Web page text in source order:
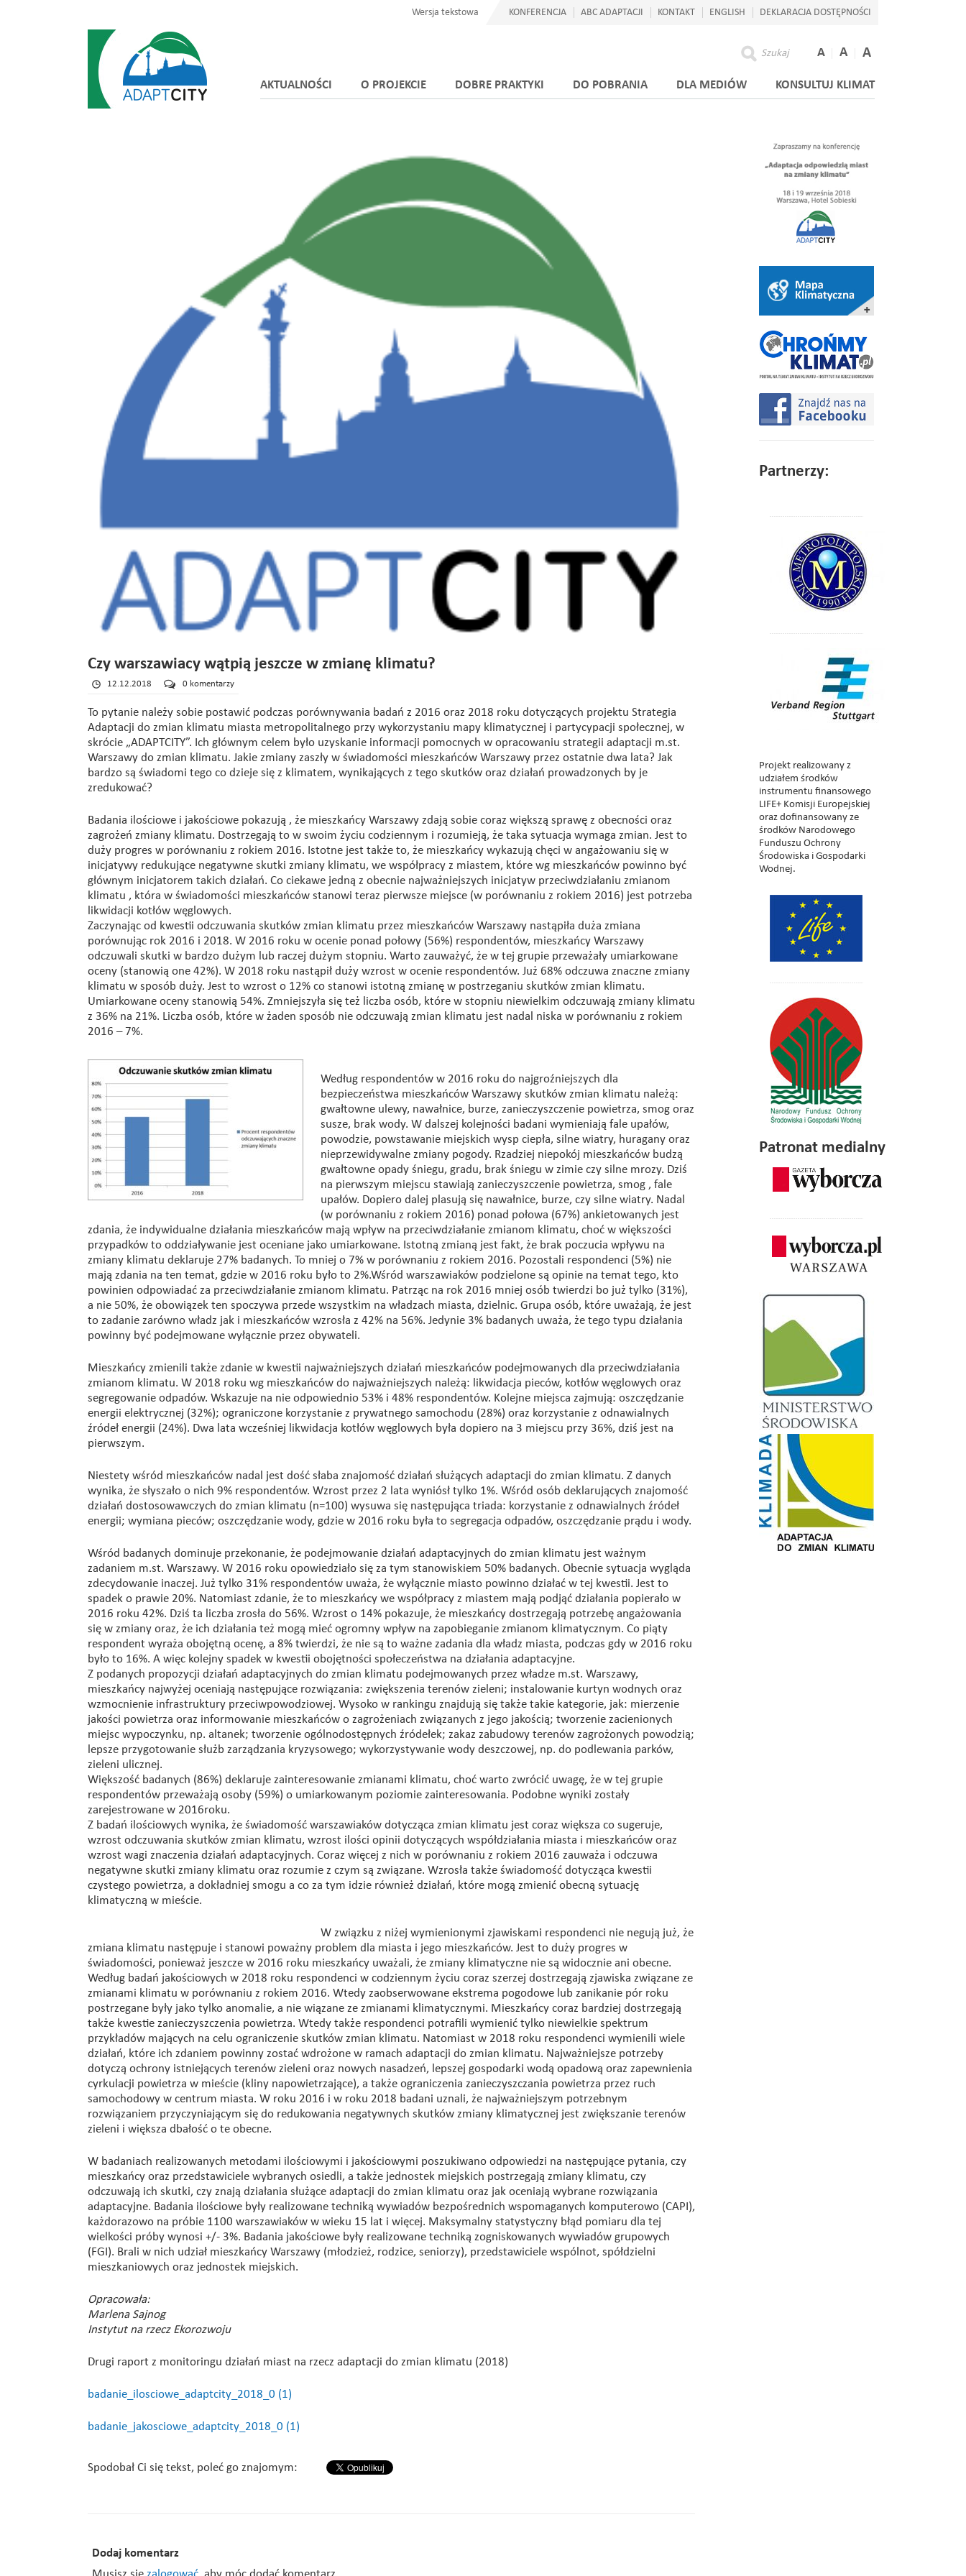
KONFERENCJA ABC ADAPTACJI KONTAKT ENGLISH DEKLARACJA DOSTĘPNOŚCI
A A A
Wersja tekstowa
Szukaj
AKTUALNOŚCI O PROJEKCIE DOBRE PRAKTYKI DO POBRANIA DLA MEDIÓW KONSULTUJ KLIMAT
Czy warszawiacy wątpią jeszcze w zmianę klimatu?
12.12.2018 0 komentarzy
To pytanie należy sobie postawić podczas porównywania badań z 2016 oraz 2018 roku dotyczących projektu Strategia
Adaptacji do zmian klimatu miasta metropolitalnego przy wykorzystaniu mapy klimatycznej i partycypacji społecznej, w
skrócie „ADAPTCITY”. Ich głównym celem było uzyskanie informacji pomocnych w opracowaniu strategii adaptacji m.st.
Warszawy do zmian klimatu. Jakie zmiany zaszły w świadomości mieszkańców Warszawy przez ostatnie dwa lata? Jak
bardzo są świadomi tego co dzieje się z klimatem, wynikających z tego skutków oraz działań prowadzonych by je
zredukować?
Badania ilościowe i jakościowe pokazują , że mieszkańcy Warszawy zdają sobie coraz większą sprawę z obecności oraz
zagrożeń zmiany klimatu. Dostrzegają to w swoim życiu codziennym i rozumieją, że taka sytuacja wymaga zmian. Jest to
duży progres w porównaniu z rokiem 2016. Istotne jest także to, że mieszkańcy wykazują chęci w angażowaniu się w
inicjatywy redukujące negatywne skutki zmiany klimatu, we współpracy z miastem, które wg mieszkańców powinno być
głównym inicjatorem takich działań. Co ciekawe jedną z obecnie najważniejszych inicjatyw przeciwdziałaniu zmianom
klimatu , która w świadomości mieszkańców stanowi teraz pierwsze miejsce (w porównaniu z rokiem 2016) jest potrzeba
likwidacji kotłów węglowych.
Zaczynając od kwestii odczuwania skutków zmian klimatu przez mieszkańców Warszawy nastąpiła duża zmiana
porównując rok 2016 i 2018. W 2016 roku w ocenie ponad połowy (56%) respondentów, mieszkańcy Warszawy
odczuwali skutki w bardzo dużym lub raczej dużym stopniu. Warto zauważyć, że w tej grupie przeważały umiarkowane
oceny (stanowią one 42%). W 2018 roku nastąpił duży wzrost w ocenie respondentów. Już 68% odczuwa znaczne zmiany
klimatu w sposób duży. Jest to wzrost o 12% co stanowi istotną zmianę w postrzeganiu skutków zmian klimatu.
Umiarkowane oceny stanowią 54%. Zmniejszyła się też liczba osób, które w stopniu niewielkim odczuwają zmiany klimatu
z 36% na 21%. Liczba osób, które w żaden sposób nie odczuwają zmian klimatu jest nadal niska w porównaniu z rokiem
2016 – 7%.
Według respondentów w 2016 roku do najgroźniejszych dla
bezpieczeństwa mieszkańców Warszawy skutków zmian klimatu należą:
gwałtowne ulewy, nawałnice, burze, zanieczyszczenie powietrza, smog oraz
susze, brak wody. W dalszej kolejności badani wymieniają fale upałów,
powodzie, powstawanie miejskich wysp ciepła, silne wiatry, huragany oraz
nieprzewidywalne zmiany pogody. Rzadziej niepokój mieszkańców budzą
gwałtowne opady śniegu, gradu, brak śniegu w zimie czy silne mrozy. Dziś
na pierwszym miejscu stawiają zanieczyszczenie powietrza, smog , fale
upałów. Dopiero dalej plasują się nawałnice, burze, czy silne wiatry. Nadal
(w porównaniu z rokiem 2016) ponad połowa (67%) ankietowanych jest
zdania, że indywidualne działania mieszkańców mają wpływ na przeciwdziałanie zmianom klimatu, choć w większości
przypadków to oddziaływanie jest oceniane jako umiarkowane. Istotną zmianą jest fakt, że brak poczucia wpływu na
zmiany klimatu deklaruje 27% badanych. To mniej o 7% w porównaniu z rokiem 2016. Pozostali respondenci (5%) nie
mają zdania na ten temat, gdzie w 2016 roku było to 2%.Wśród warszawiaków podzielone są opinie na temat tego, kto
powinien odpowiadać za przeciwdziałanie zmianom klimatu. Patrząc na rok 2016 mniej osób twierdzi bo już tylko (31%),
a nie 50%, że obowiązek ten spoczywa przede wszystkim na władzach miasta, dzielnic. Grupa osób, które uważają, że jest
to zadanie zarówno władz jak i mieszkańców wzrosła z 42% na 56%. Jedynie 3% badanych uważa, że tego typu działania
powinny być podejmowane wyłącznie przez obywateli.
Mieszkańcy zmienili także zdanie w kwestii najważniejszych działań mieszkańców podejmowanych dla przeciwdziałania
zmianom klimatu. W 2018 roku wg mieszkańców do najważniejszych należą: likwidacja pieców, kotłów węglowych oraz
segregowanie odpadów. Wskazuje na nie odpowiednio 53% i 48% respondentów. Kolejne miejsca zajmują: oszczędzanie
energii elektrycznej (32%); ograniczone korzystanie z prywatnego samochodu (28%) oraz korzystanie z odnawialnych
źródeł energii (24%). Dwa lata wcześniej likwidacja kotłów węglowych była dopiero na 3 miejscu przy 36%, dziś jest na
pierwszym.
Niestety wśród mieszkańców nadal jest dość słaba znajomość działań służących adaptacji do zmian klimatu. Z danych
wynika, że słyszało o nich 9% respondentów. Wzrost przez 2 lata wyniósł tylko 1%. Wśród osób deklarujących znajomość
działań dostosowawczych do zmian klimatu (n=100) wysuwa się następująca triada: korzystanie z odnawialnych źródeł
energii; wymiana pieców; oszczędzanie wody, gdzie w 2016 roku była to segregacja odpadów, oszczędzanie prądu i wody.
Wśród badanych dominuje przekonanie, że podejmowanie działań adaptacyjnych do zmian klimatu jest ważnym
zadaniem m.st. Warszawy. W 2016 roku opowiedziało się za tym stanowiskiem 50% badanych. Obecnie sytuacja wygląda
zdecydowanie inaczej. Już tylko 31% respondentów uważa, że wyłącznie miasto powinno działać w tej kwestii. Jest to
spadek o prawie 20%. Natomiast zdanie, że to mieszkańcy we współpracy z miastem mają podjąć działania popierało w
2016 roku 42%. Dziś ta liczba zrosła do 56%. Wzrost o 14% pokazuje, że mieszkańcy dostrzegają potrzebę angażowania
się w zmiany oraz, że ich działania też mogą mieć ogromny wpływ na zapobieganie zmianom klimatycznym. Co piąty
respondent wyraża obojętną ocenę, a 8% twierdzi, że nie są to ważne zadania dla władz miasta, podczas gdy w 2016 roku
było to 16%. A więc kolejny spadek w kwestii obojętności społeczeństwa na działania adaptacyjne.
Z podanych propozycji działań adaptacyjnych do zmian klimatu podejmowanych przez władze m.st. Warszawy,
mieszkańcy najwyżej oceniają następujące rozwiązania: zwiększenia terenów zieleni; instalowanie kurtyn wodnych oraz
wzmocnienie infrastruktury przeciwpowodziowej. Wysoko w rankingu znajdują się także takie kategorie, jak: mierzenie
jakości powietrza oraz informowanie mieszkańców o zagrożeniach związanych z jego jakością; tworzenie zacienionych
miejsc wypoczynku, np. altanek; tworzenie ogólnodostępnych źródełek; zakaz zabudowy terenów zagrożonych powodzią;
lepsze przygotowanie służb zarządzania kryzysowego; wykorzystywanie wody deszczowej, np. do podlewania parków,
zieleni ulicznej.
Większość badanych (86%) deklaruje zainteresowanie zmianami klimatu, choć warto zwrócić uwagę, że w tej grupie
respondentów przeważają osoby (59%) o umiarkowanym poziomie zainteresowania. Podobne wyniki zostały
zarejestrowane w 2016roku.
Z badań ilościowych wynika, że świadomość warszawiaków dotycząca zmian klimatu jest coraz większa co sugeruje,
wzrost odczuwania skutków zmian klimatu, wzrost ilości opinii dotyczących współdziałania miasta i mieszkańców oraz
wzrost wagi znaczenia działań adaptacyjnych. Coraz więcej z nich w porównaniu z rokiem 2016 zauważa i odczuwa
negatywne skutki zmiany klimatu oraz rozumie z czym są związane. Wzrosła także świadomość dotycząca kwestii
czystego powietrza, a dokładniej smogu a co za tym idzie również działań, które mogą zmienić obecną sytuację
klimatyczną w mieście.
W związku z niżej wymienionymi zjawiskami respondenci nie negują już, że
zmiana klimatu następuje i stanowi poważny problem dla miasta i jego mieszkańców. Jest to duży progres w
świadomości, ponieważ jeszcze w 2016 roku mieszkańcy uważali, że zmiany klimatyczne nie są widocznie ani obecne.
Według badań jakościowych w 2018 roku respondenci w codziennym życiu coraz szerzej dostrzegają zjawiska związane ze
zmianami klimatu w porównaniu z rokiem 2016. Wtedy zaobserwowane ekstrema pogodowe lub zanikanie pór roku
postrzegane były jako tylko anomalie, a nie wiązane ze zmianami klimatycznymi. Mieszkańcy coraz bardziej dostrzegają
także kwestie zanieczyszczenia powietrza. Wtedy także respondenci potrafili wymienić tylko niewielkie spektrum
przykładów mających na celu ograniczenie skutków zmian klimatu. Natomiast w 2018 roku respondenci wymienili wiele
działań, które ich zdaniem powinny zostać wdrożone w ramach adaptacji do zmian klimatu. Najważniejsze potrzeby
dotyczą ochrony istniejących terenów zieleni oraz nowych nasadzeń, lepszej gospodarki wodą opadową oraz zapewnienia
cyrkulacji powietrza w mieście (kliny napowietrzające), a także ograniczenia zanieczyszczania powietrza przez ruch
samochodowy w centrum miasta. W roku 2016 i w roku 2018 badani uznali, że najważniejszym potrzebnym
rozwiązaniem przyczyniającym się do redukowania negatywnych skutków zmiany klimatycznej jest zwiększanie terenów
zieleni i większa dbałość o te obecne.
W badaniach realizowanych metodami ilościowymi i jakościowymi poszukiwano odpowiedzi na następujące pytania, czy
mieszkańcy oraz przedstawiciele wybranych osiedli, a także jednostek miejskich postrzegają zmiany klimatu, czy
odczuwają ich skutki, czy znają działania służące adaptacji do zmian klimatu oraz jak oceniają wybrane rozwiązania
adaptacyjne. Badania ilościowe były realizowane techniką wywiadów bezpośrednich wspomaganych komputerowo (CAPI),
każdorazowo na próbie 1100 warszawiaków w wieku 15 lat i więcej. Maksymalny statystyczny błąd pomiaru dla tej
wielkości próby wynosi +/- 3%. Badania jakościowe były realizowane techniką zogniskowanych wywiadów grupowych
(FGI). Brali w nich udział mieszkańcy Warszawy (młodzież, rodzice, seniorzy), przedstawiciele wspólnot, spółdzielni
mieszkaniowych oraz jednostek miejskich.
Opracowała:
Marlena Sajnog
Instytut na rzecz Ekorozwoju
Drugi raport z monitoringu działań miast na rzecz adaptacji do zmian klimatu (2018)
badanie_ilosciowe_adaptcity_2018_0 (1)
badanie_jakosciowe_adaptcity_2018_0 (1)
Spodobał Ci się tekst, poleć go znajomym:
Dodaj komentarz
Partnerzy:
Projekt realizowany z
udziałem środków
instrumentu finansowego
LIFE+ Komisji Europejskiej
oraz dofinansowany ze
środków Narodowego
Funduszu Ochrony
Środowiska i Gospodarki
Wodnej.
Patronat medialny